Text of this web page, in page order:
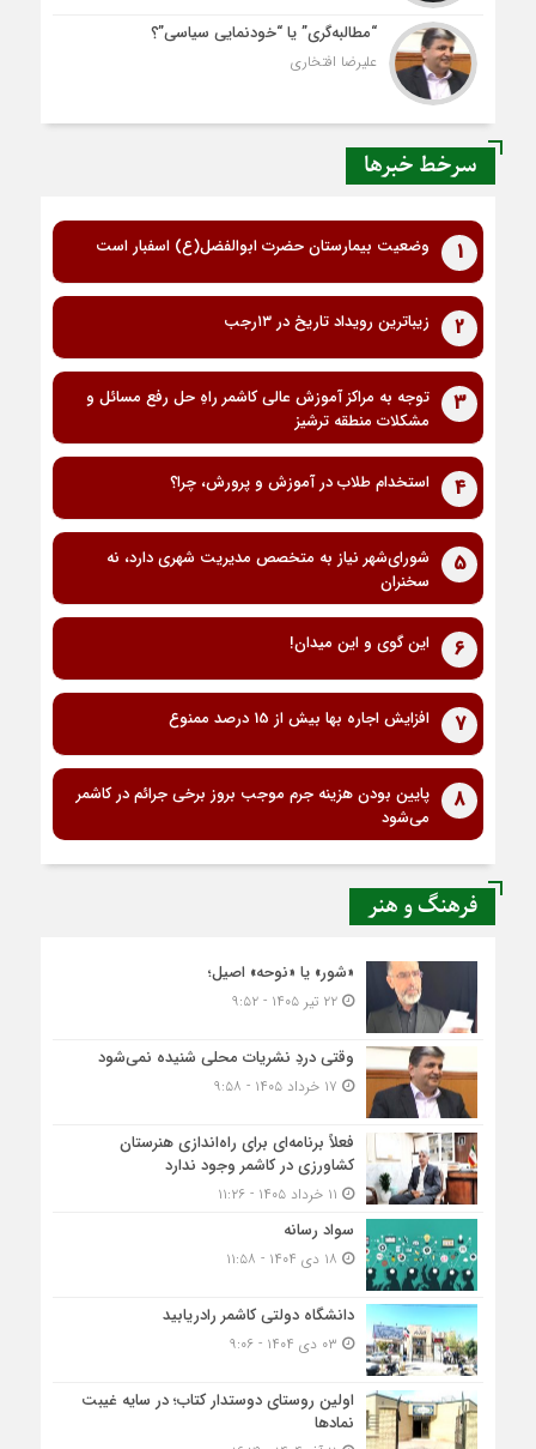
“مطالبه‌گری” یا “خودنمایی سیاسی”؟
علیرضا افتخاری
سرخط خبرها
1 وضعیت بیمارستان حضرت ابوالفضل(ع) اسفبار است
2 زیباترین رویداد تاریخ در ۱۳رجب
3
توجه به مراکز آموزش عالی کاشمر راهِ حل رفع مسائل و
مشکلات منطقه ترشیز
4 استخدام طلاب در آموزش و پرورش، چرا؟
5
شورای‌شهر نیاز به متخصص مدیریت شهری دارد، نه
سخنران
6 این گوی و این میدان!
7 افزایش اجاره بها بیش از 15 درصد ممنوع
8
پایین بودن هزینه جرم موجب بروز برخی جرائم در کاشمر
می‌شود
فرهنگ و هنر
«شور» یا «نوحه» اصیل؛
۲۲ تیر ۱۴۰۵ - ۹:۵۲
وقتی دردِ نشریات محلی شنیده نمی‌شود
فعلاً برنامه‌ای برای راه‌اندازی هنرستان
کشاورزی در کاشمر وجود ندارد
سواد رسانه
دانشگاه دولتی کاشمر‌ رادریابید
اولین روستای دوستدار کتاب؛ در سایه غیبت
نمادها